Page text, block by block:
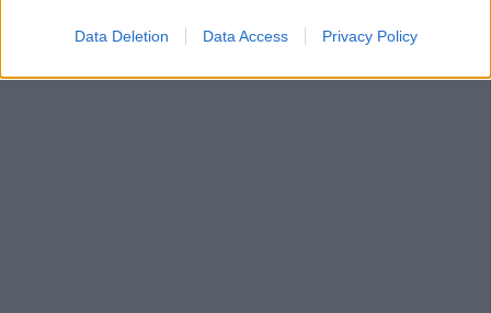
Data Deletion Data Access Privacy Policy